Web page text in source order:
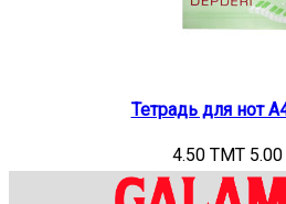
Тетрадь для нот
4.50 TMT